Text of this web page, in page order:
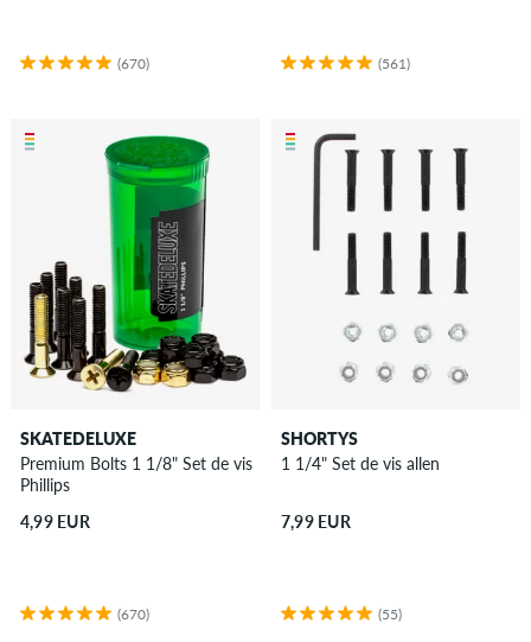
(670) (561)
SKATEDELUXE
Premium Bolts 1 1/8" Set de vis
Phillips
4,99 EUR
(670)
SHORTYS
1 1/4" Set de vis allen
7,99 EUR
(55)